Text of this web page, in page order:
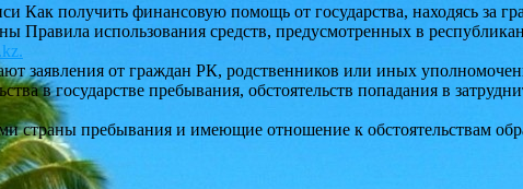
Как получить финансовую помощь от государства, находясь за
Правила использования средств, предусмотренных в
заявления от граждан РК, родственников или иных
в государстве пребывания, обстоятельств попадания в
пребывания и имеющие отношение к обстоятельствам